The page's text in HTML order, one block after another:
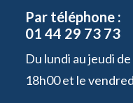
Par téléphone :
01 44 29 73 73
Du lundi au jeudi
18h00 et le